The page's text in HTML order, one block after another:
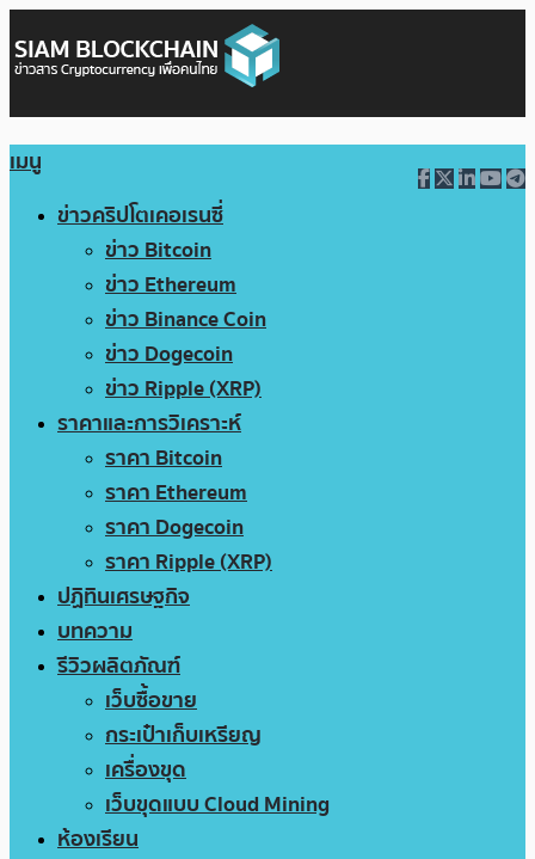
เมนู
ข่าวคริปโตเคอเรนซี่
ข่าว Bitcoin
ข่าว Ethereum
ข่าว Binance Coin
ข่าว Dogecoin
ข่าว Ripple (XRP)
ราคาและการวิเคราะห์
ราคา Bitcoin
ราคา Ethereum
ราคา Dogecoin
ราคา Ripple (XRP)
ปฏิทินเศรษฐกิจ
บทความ
รีวิวผลิตภัณฑ์
เว็บซื้อขาย
กระเป๋าเก็บเหรียญ
เครื่องขุด
เว็บขุดแบบ Cloud Mining
ห้องเรียน